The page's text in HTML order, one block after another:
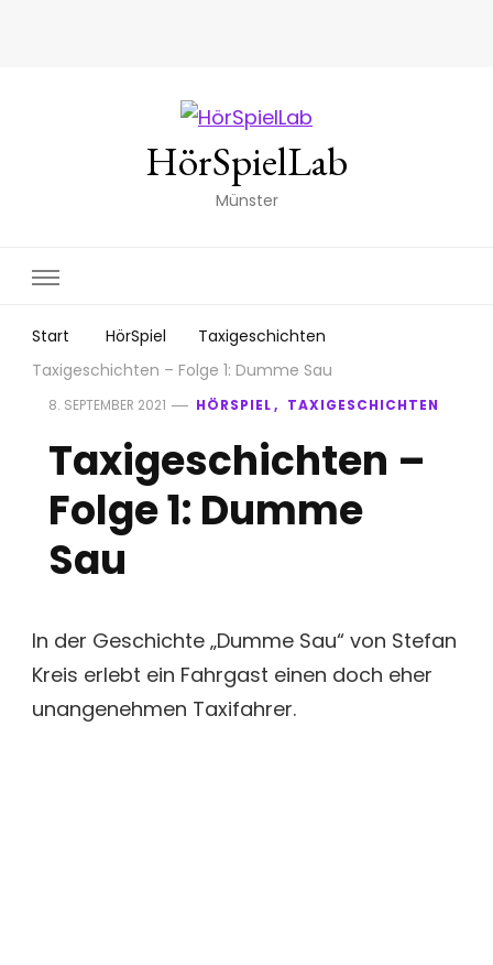
HörSpielLab
Münster
Start HörSpiel
Taxigeschichten
Taxigeschichten – Folge 1: Dumme Sau
8. SEPTEMBER 2021 HÖRSPIEL TAXIGESCHICHTEN
Taxigeschichten –
Folge 1: Dumme
Sau
In der Geschichte „Dumme Sau“ von Stefan
Kreis erlebt ein Fahrgast einen doch eher
unangenehmen Taxifahrer.